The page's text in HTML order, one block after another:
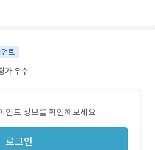
트
가 우수
언트 정보를 확인해보세요.
로그인